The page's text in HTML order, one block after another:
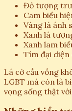
Đỏ tượng
Cam biểu
Vàng là ánh
Xanh lá
Xanh lam
Tím đại diện
Lá cờ cầu vồng
LGBT mà còn là
vọng sống thật